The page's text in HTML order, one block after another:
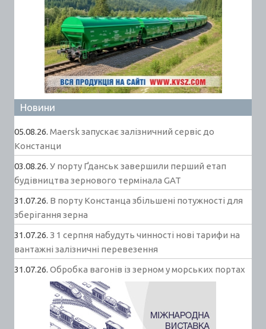
Новини
05.08.26. Maersk запускає залізничний сервіс до
Констанци
03.08.26. У порту Ґданськ завершили перший етап
будівництва зернового термінала GAT
31.07.26. В порту Констанца збільшені потужності для
зберігання зерна
31.07.26. З 1 серпня набудуть чинності нові тарифи на
вантажні залізничні перевезення
31.07.26. Обробка вагонів із зерном у морських портах